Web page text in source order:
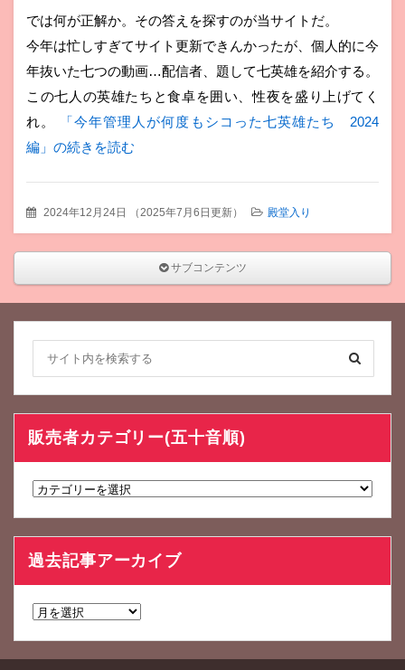
では何が正解か。その答えを探すのが当サイトだ。
今年は忙しすぎてサイト更新できんかったが、個人的に今
年抜いた七つの動画…配信者、題して七英雄を紹介する。
この七人の英雄たちと食卓を囲い、性夜を盛り上げてく
れ。
「今年管理人が何度もシコった七英雄たち 2024
編」の続きを読む
2024年12月24日 （ 2025年7月6日更新） 殿堂入り
サブコンテンツ
販売者カテゴリー(五十音順)
販
テ
ゴ
リ
ー
(五
十
過去記事アーカイブ
過